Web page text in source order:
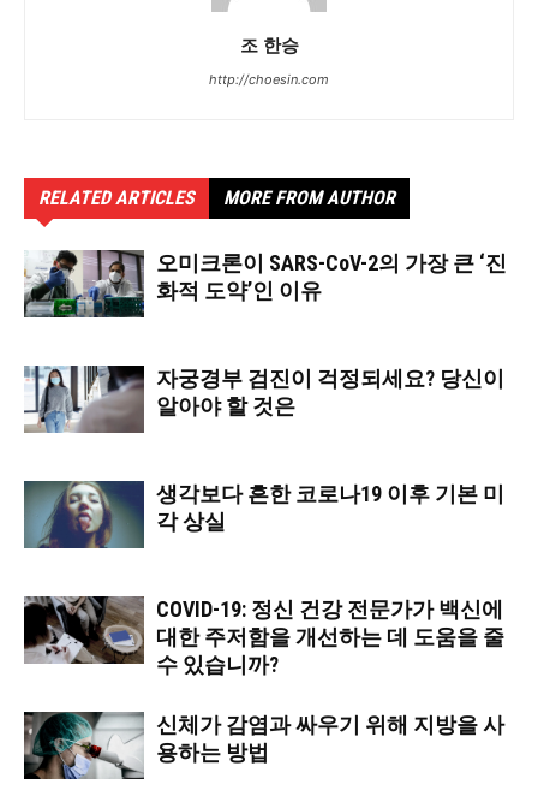
조 한승
http://choesin.com
RELATED ARTICLES MORE FROM AUTHOR
오미크론이 SARS-CoV-2의 가장 큰 ‘진
화적 도약’인 이유
자궁경부 검진이 걱정되세요? 당신이
알아야 할 것은
생각보다 흔한 코로나19 이후 기본 미
각 상실
COVID-19: 정신 건강 전문가가 백신에
대한 주저함을 개선하는 데 도움을 줄
수 있습니까?
신체가 감염과 싸우기 위해 지방을 사
용하는 방법